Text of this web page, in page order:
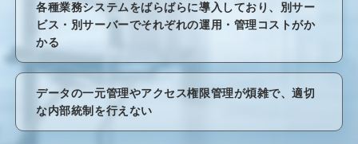
各種業務システムをばらばらに導入しており、別サー
ビス・別サーバーでそれぞれの運用・管理コストがか
かる
データの一元管理やアクセス権限管理が煩雑で、適切
な内部統制を行えない